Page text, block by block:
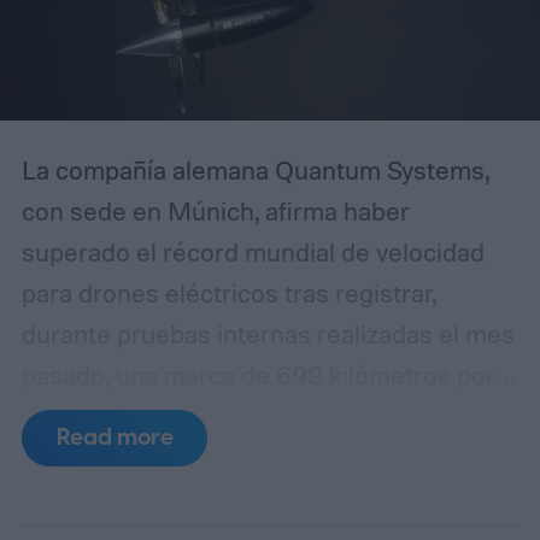
La compañía alemana Quantum Systems,
con sede en Múnich, afirma haber
superado el récord mundial de velocidad
para drones eléctricos tras registrar,
hora (434 millas por hora) en vuelo recto y
nivelado con su modelo Apex
Read more